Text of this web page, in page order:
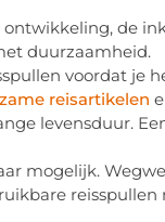
de
duurzaamheid.
voordat je
reisartikelen
levensduur.
mogelijk.
reisspullen